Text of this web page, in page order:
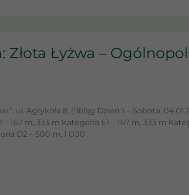
Łyżwa –
ul. Agrykola 8, Elbląg Dzień 1 – Sobota,
167 m, 333 m Kategoria E1 – 167 m, 333 m
D2 – 500 m, 1 000